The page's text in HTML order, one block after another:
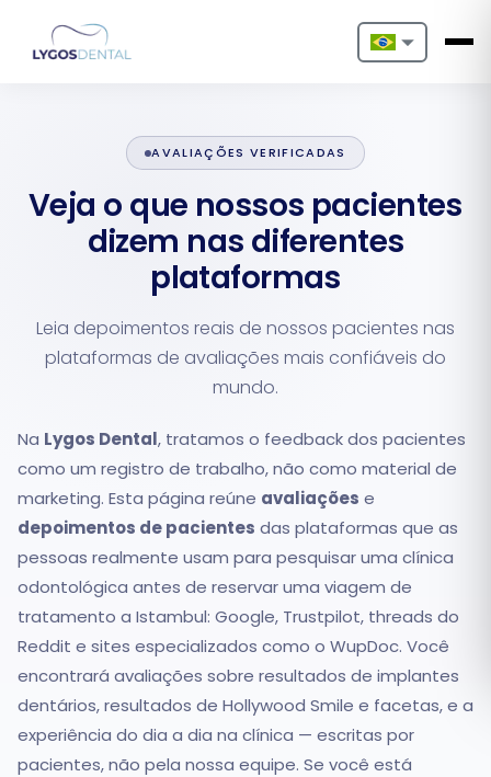
Deutsch
Español
Italiano
Română
Русский
AVALIAÇÕES VERIFICADAS
Veja o que nossos pacientes
dizem nas diferentes
plataformas
Leia depoimentos reais de nossos pacientes nas
plataformas de avaliações mais confiáveis do
mundo.
Na Lygos Dental, tratamos o feedback dos pacientes
como um registro de trabalho, não como material de
marketing. Esta página reúne avaliações e
depoimentos de pacientes das plataformas que as
pessoas realmente usam para pesquisar uma clínica
odontológica antes de reservar uma viagem de
tratamento a Istambul: Google, Trustpilot, threads do
Reddit e sites especializados como o WupDoc. Você
encontrará avaliações sobre resultados de implantes
dentários, resultados de Hollywood Smile e facetas, e a
experiência do dia a dia na clínica — escritas por
pacientes, não pela nossa equipe. Se você está